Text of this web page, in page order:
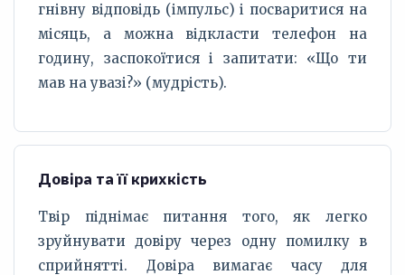
гнівну відповідь (імпульс) і посваритися на
місяць, а можна відкласти телефон на
годину, заспокоїтися і запитати: «Що ти
мав на увазі?» (мудрість).
Довіра та її крихкість
Твір піднімає питання того, як легко
зруйнувати довіру через одну помилку в
сприйнятті. Довіра вимагає часу для